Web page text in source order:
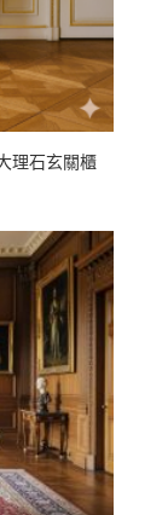
理石玄關櫃